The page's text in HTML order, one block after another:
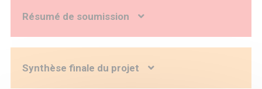
Résumé de soumission
Contexte :Les Unités d’Enseignement Maternelle (UEM)
Spectre Autistique (TSA) orientés vers un établissement
médico-social, de bénéficier progressivement et de façon
Synthèse finale du projet